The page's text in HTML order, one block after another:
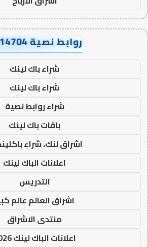
روابط نصية AA14704
شراء باك لينك
شراء باك لينك
شراء روابط نصية
باقات باك لينك
اشراق لنك، شراء
اعلانات الباك لينك
التدريس
اشراق العالم عالم
منتدى الاشراق
اعلانات الباك لينك 2026